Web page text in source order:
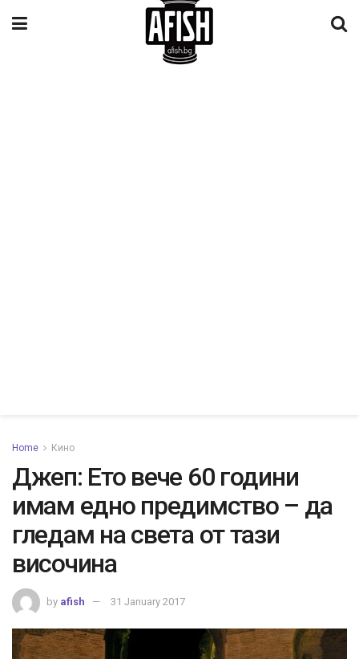
Home Кино
Джеп: Ето вече 60 години
имам едно предимство – да
гледам на света от тази
височина
by afish 31 January 2017